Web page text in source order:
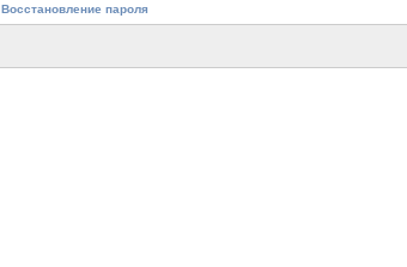
Восстановление пароля